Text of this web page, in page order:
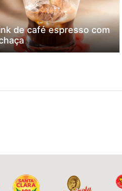
de café espresso com